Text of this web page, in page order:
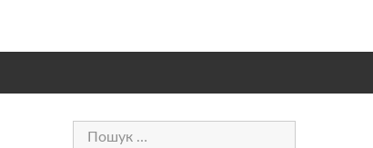
Пошук: